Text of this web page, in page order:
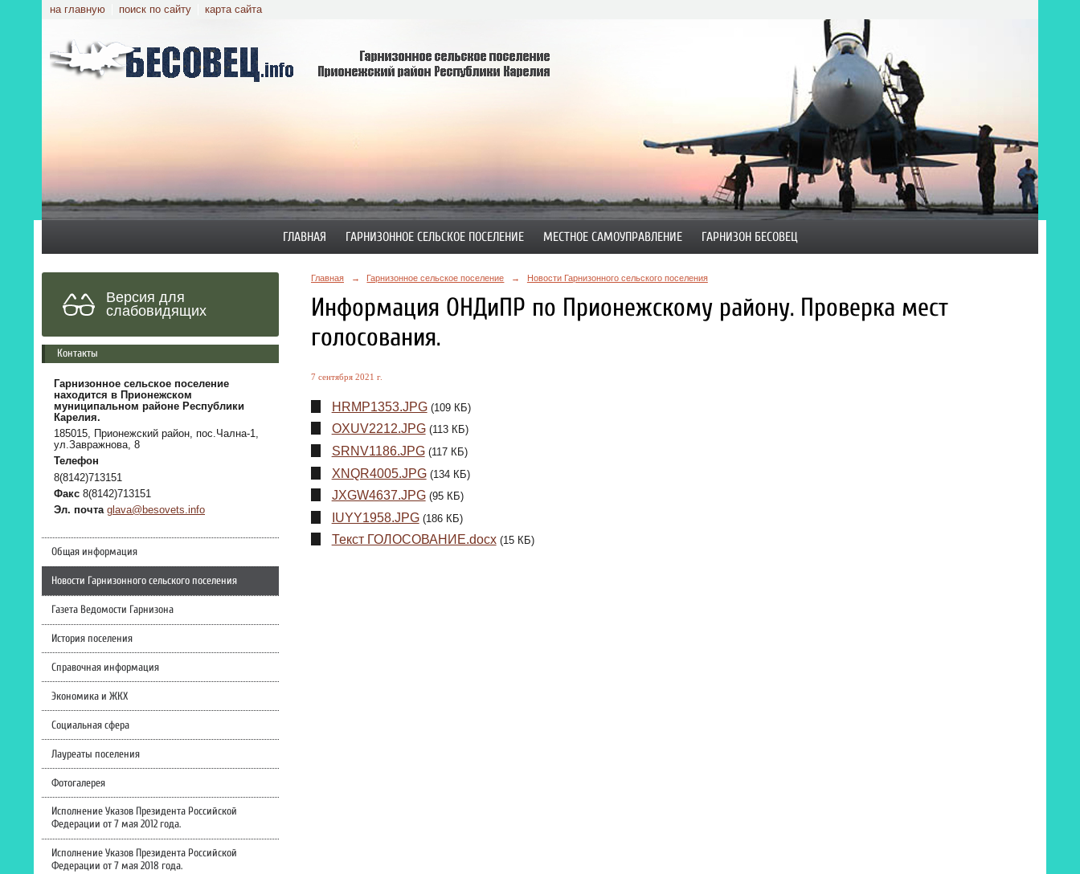
на главную поиск по сайту карта сайта
ГЛАВНАЯ ГАРНИЗОННОЕ СЕЛЬСКОЕ ПОСЕЛЕНИЕ МЕСТНОЕ САМОУПРАВЛЕНИЕ ГАРНИЗОН БЕСОВЕЦ
Версия для
слабовидящих
Контакты
Гарнизонное сельское поселение
находится в Прионежском
муниципальном районе Республики
Карелия.
185015, Прионежский район, пос.Чална-1,
ул.Завражнова, 8
Телефон
8(8142)713151
Факс 8(8142)713151
Эл. почта glava@besovets.info
Общая информация
Новости Гарнизонного сельского поселения
Газета Ведомости Гарнизона
История поселения
Справочная информация
Экономика и ЖКХ
Социальная сфера
Лауреаты поселения
Фотогалерея
Исполнение Указов Президента Российской
Федерации от 7 мая 2012 года.
Исполнение Указов Президента Российской
Федерации от 7 мая 2018 года.
Главная → Гарнизонное сельское поселение → Новости Гарнизонного сельского поселения
Информация ОНДиПР по Прионежскому району. Проверка мест
голосования.
7 сентября 2021 г.
HRMP1353.JPG (109 КБ)
OXUV2212.JPG (113 КБ)
SRNV1186.JPG (117 КБ)
XNQR4005.JPG (134 КБ)
JXGW4637.JPG (95 КБ)
IUYY1958.JPG (186 КБ)
Текст ГОЛОСОВАНИЕ.docx (15 КБ)